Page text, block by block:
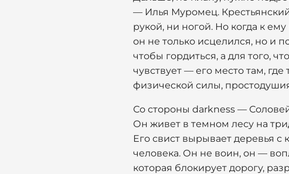
— Илья Муромец.
рукой, ни ногой. Но когда к
он не только исцелился, но и
чтобы гордиться, а для того,
чувствует — его место там,
физической силы,
Со стороны darkness —
Он живет в темном лесу на
Его свист вырывает деревья с
человека. Он не воин, он —
которая блокирует дорогу,